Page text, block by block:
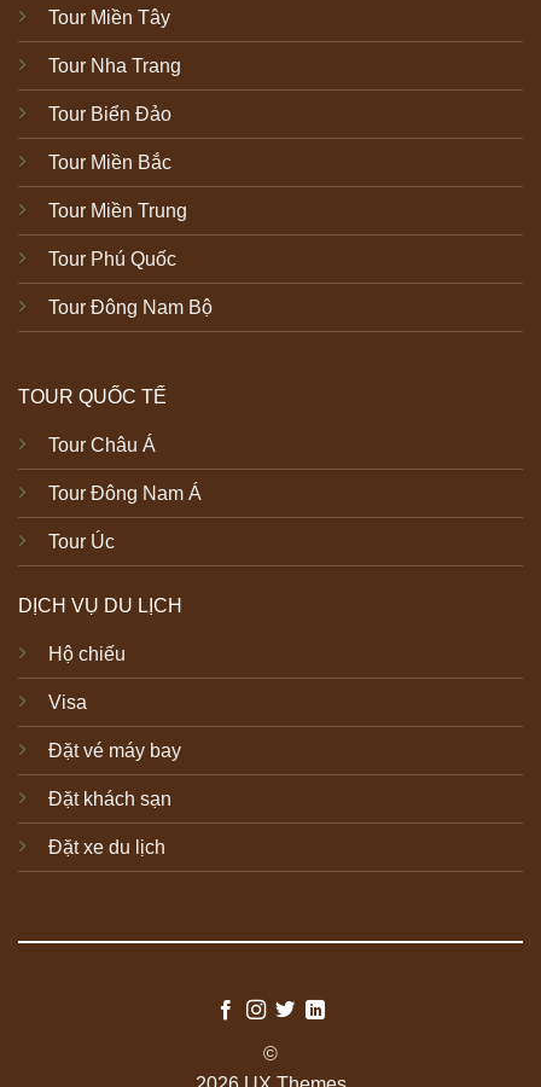
Tour Miền Tây
Tour Nha Trang
Tour Biển Đảo
Tour Miền Bắc
Tour Miền Trung
Tour Phú Quốc
Tour Đông Nam Bộ
TOUR QUỐC TẾ
Tour Châu Á
Tour Đông Nam Á
Tour Úc
DỊCH VỤ DU LỊCH
Hộ chiếu
Visa
Đặt vé máy bay
Đặt khách sạn
Đặt xe du lịch
©